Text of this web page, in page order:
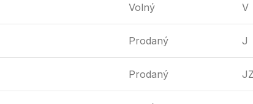
Volný V
Prodaný J
Prodaný JZ